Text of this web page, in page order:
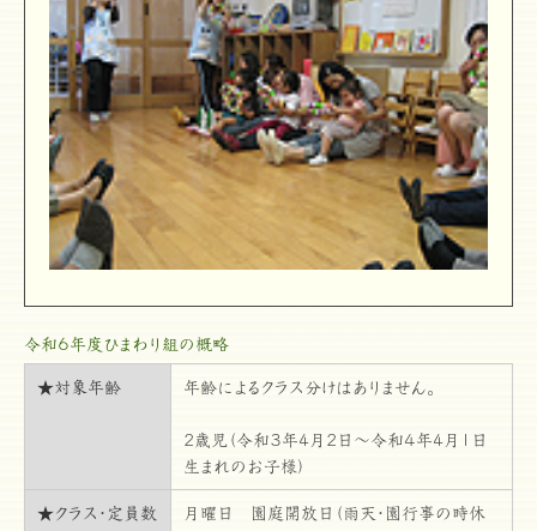
令和６年度ひまわり組の概略
★対象年齢 年齢によるクラス分けはありません。
2歳児（令和３年4月2日～令和４年4月1日
生まれのお子様）
★クラス・定員数
月曜日 園庭開放日（雨天・園行事の時休